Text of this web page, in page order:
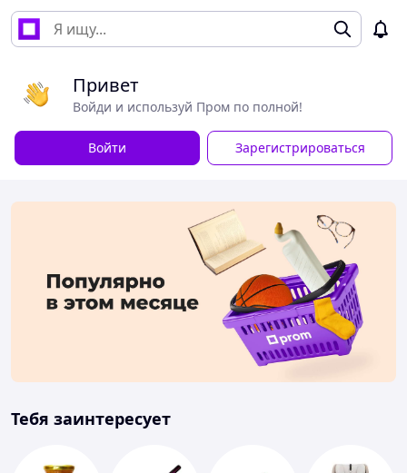
Привет
Войди и используй Пром по полной!
Войти Зарегистрироваться
Тебя заинтересует